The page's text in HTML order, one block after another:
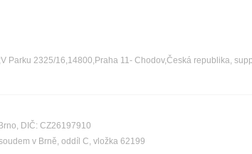
Parku 2325/16,14800,Praha 11- Chodov,Česká republika,
DIČ: CZ26197910
v Brně, oddíl C, vložka 62199